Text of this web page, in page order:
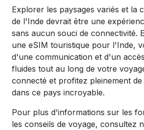
Explorer les paysages variés et la
de l'Inde devrait être une
sans aucun souci de connectivité.
une eSIM touristique pour l'Inde,
d'une communication et d'un
fluides tout au long de votre
connecté et profitez pleinement
dans ce pays incroyable.
Pour plus d'informations sur les
les conseils de voyage, consultez